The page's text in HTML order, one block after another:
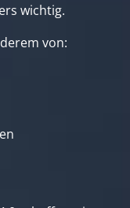
wichtig.
von: